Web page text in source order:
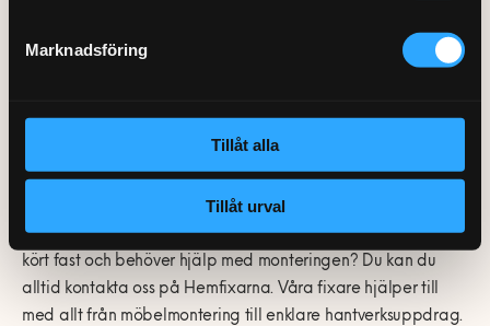
Marknadsföring
Tillåt alla
Tillåt urval
Börja med att montera inredningen eller stommarna först,
Känns det krångligt med platsbyggd garderob? Eller har du
kört fast och behöver hjälp med monteringen? Du kan du
alltid kontakta oss på Hemfixarna. Våra fixare hjälper till
med allt från möbelmontering till enklare hantverksuppdrag.